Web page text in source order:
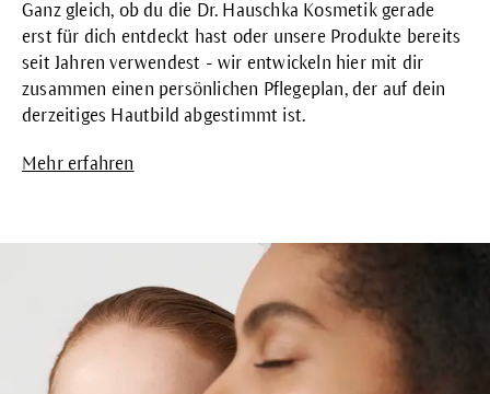
Ganz gleich, ob du die Dr. Hauschka Kosmetik gerade
erst für dich entdeckt hast oder unsere Produkte bereits
seit Jahren verwendest - wir entwickeln hier mit dir
zusammen einen persönlichen Pflegeplan, der auf dein
derzeitiges Hautbild abgestimmt ist.
Mehr erfahren